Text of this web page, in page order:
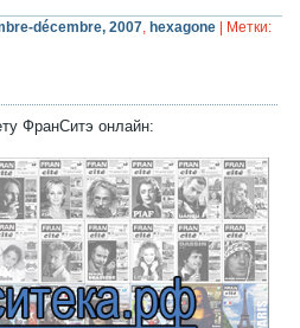
décembre, 2007, hexagone
Метки:
ФранСитэ онлайн: